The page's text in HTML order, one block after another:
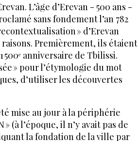
L’âge d’Erevan - 500 ans -
sans fondement l’an 782
» d’Erevan
Premièrement, ils étaient
500ᵉ anniversaire de Tbilissi.
» pour l’étymologie du mot
d’utiliser les découvertes
mise au jour à la périphérie
(à l’époque, il n’y avait pas de
la fondation de la ville par